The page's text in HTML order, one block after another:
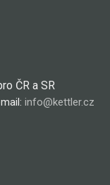
ČR a SR
info@kettler.cz